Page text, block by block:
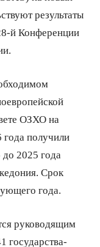
результаты
й Конференции
ОЗХО на
года получили
2025 года
Срок
года.
руководящим
государства-